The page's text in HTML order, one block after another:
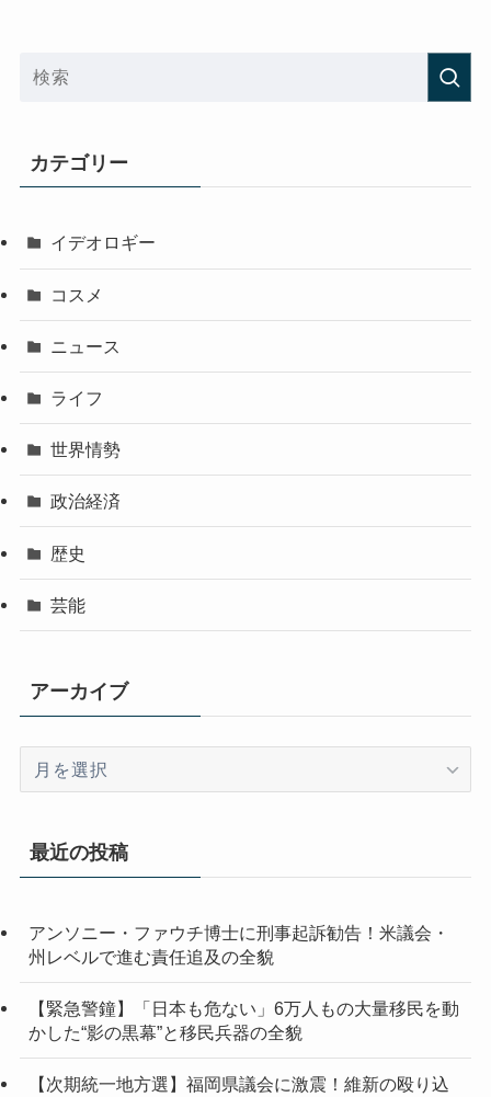
カテゴリー
イデオロギー
コスメ
ニュース
ライフ
世界情勢
政治経済
歴史
芸能
アーカイブ
イ
最近の投稿
アンソニー・ファウチ博士に刑事起訴勧告！米議会・
州レベルで進む責任追及の全貌
【緊急警鐘】「日本も危ない」6万人もの大量移民を動
かした“影の黒幕”と移民兵器の全貌
【次期統一地方選】福岡県議会に激震！維新の殴り込